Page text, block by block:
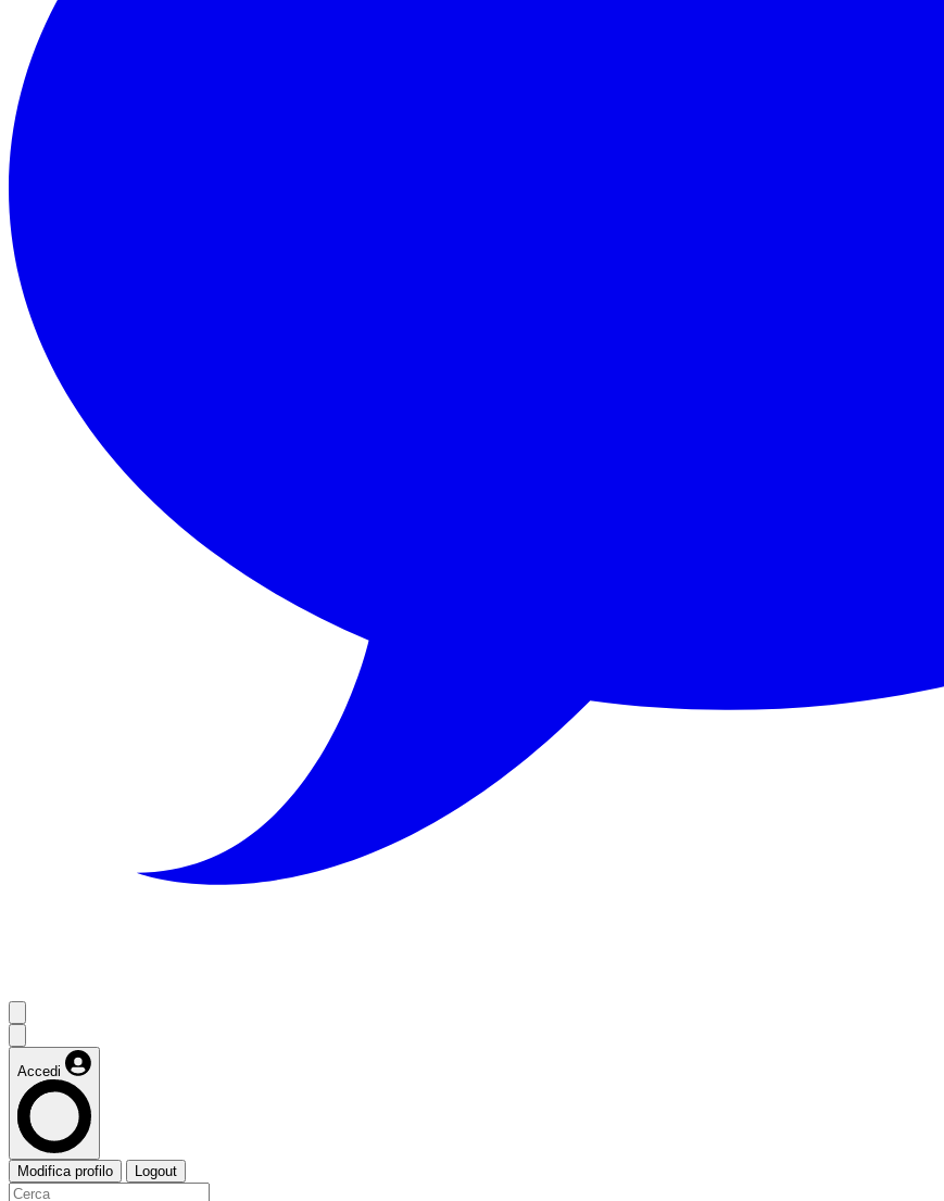
Accedi
Modifica profilo Logout